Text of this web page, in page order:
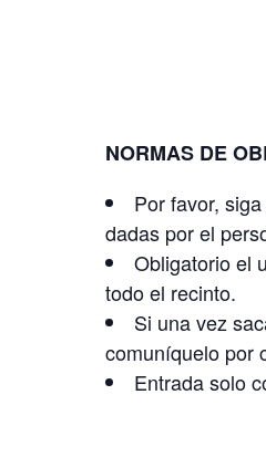
NORMAS DE
Por favor,
dadas por el
Obligatorio el
todo el recinto.
Si una vez
comuníquelo por
Entrada solo